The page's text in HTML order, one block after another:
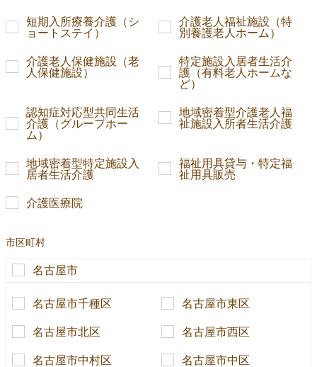
短期入所療養介護（シ
ョートステイ）
介護老人福祉施設（特
別養護老人ホーム）
介護老人保健施設（老
人保健施設）
特定施設入居者生活介
護（有料老人ホームな
ど）
認知症対応型共同生活
介護（グループホー
ム）
地域密着型介護老人福
祉施設入所者生活介護
地域密着型特定施設入
居者生活介護
福祉用具貸与・特定福
祉用具販売
介護医療院
市区町村
名古屋市
名古屋市千種区 名古屋市東区
名古屋市北区 名古屋市西区
名古屋市中村区 名古屋市中区